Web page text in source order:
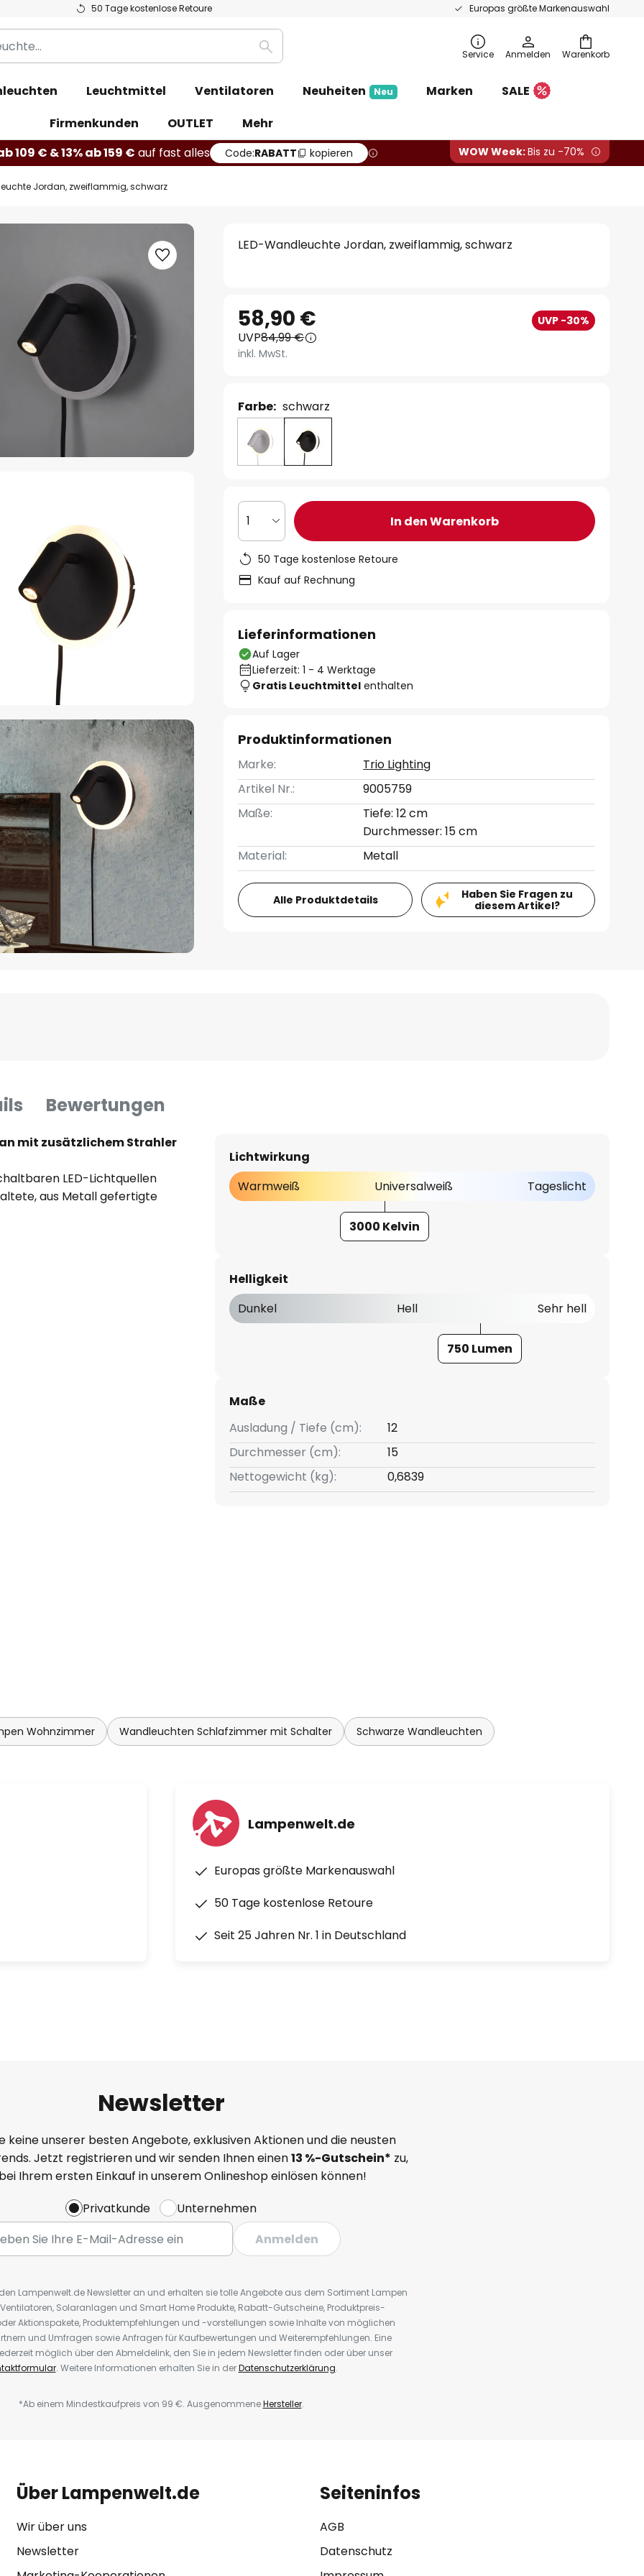
50 Tage kostenlose Retoure Europas größte Markenauswahl
Warenkorb
Suche Service Anmelden
Leuchtmittel Ventilatoren Neuheiten Neu Marken
SALE
Firmenkunden
OUTLET
Mehr
109 € & 13% ab 159 € auf fast alles Code:RABATT kopieren WOW Week:Bis zu -70%
Jordan, zweiflammig, schwarz
LED-Wandleuchte Jordan, zweiflammig, schwarz
58,90 € UVP -30%
UVP84,99 €
inkl. MwSt.
Farbe: schwarz
1 In den Warenkorb
50 Tage kostenlose Retoure
Kauf auf Rechnung
Lieferinformationen
Auf Lager
Lieferzeit: 1 - 4 Werktage
Gratis Leuchtmittel enthalten
Produktinformationen
Marke:
Trio Lighting
Artikel Nr.:
9005759
Maße:
Tiefe: 12 cm
Durchmesser: 15 cm
Material:
Metall
Alle Produktdetails
Haben Sie Fragen zu
diesem Artikel?
Bewertungen
mit zusätzlichem Strahler
LED-Lichtquellen
aus Metall gefertigte
Lichtwirkung
Warmweiß
Universalweiß Tageslicht
3000 Kelvin
Helligkeit
Dunkel
Hell Sehr hell
750 Lumen
Maße
Ausladung / Tiefe (cm):
12
Durchmesser (cm):
15
Nettogewicht (kg):
0,6839
Wohnzimmer Wandleuchten Schlafzimmer mit Schalter Schwarze Wandleuchten
Lampenwelt.de
Europas größte Markenauswahl
50 Tage kostenlose Retoure
Seit 25 Jahren Nr. 1 in Deutschland
Newsletter
keine unserer besten Angebote, exklusiven Aktionen und die neusten
Jetzt registrieren und wir senden Ihnen einen13 %-Gutschein* zu,
Ihrem ersten Einkauf in unserem Onlineshop einlösen können!
Privatkunde
Unternehmen
Anmelden
Lampenwelt.de Newsletter an und erhalten sie tolle Angebote aus dem Sortiment Lampen
Solaranlagen und Smart Home Produkte, Rabatt-Gutscheine, Produktpreis-
Aktionspakete, Produktempfehlungen und -vorstellungen sowie Inhalte von möglichen
und Umfragen sowie Anfragen für Kaufbewertungen und Weiterempfehlungen. Eine
möglich über den Abmeldelink, den Sie in jedem Newsletter finden oder über unser
. Weitere Informationen erhalten Sie in derDatenschutzerklärung.
*Ab einem Mindestkaufpreis von 99 €. AusgenommeneHersteller.
Über Lampenwelt.de
Wir über uns
Newsletter
Seiteninfos
AGB
Datenschutz